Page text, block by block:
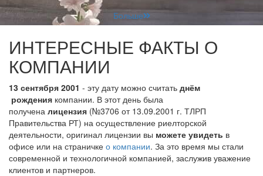
Больше
ИНТЕРЕСНЫЕ ФАКТЫ О
КОМПАНИИ
13 сентября 2001 - эту дату можно считать днём
рождения компании. В этот день была
получена лицензия (№3706 от 13.09.2001 г. ТЛРП
Правительства РТ) на осуществление риелторской
деятельности, оригинал лицензии вы можете увидеть в
офисе или на страничке о компании. За это время мы стали
современной и технологичной компанией, заслужив уважение
клиентов и партнеров.